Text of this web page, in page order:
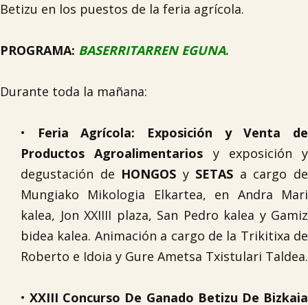
Betizu en los puestos de la feria agrícola.
PROGRAMA: BASERRITARREN EGUNA.
Durante toda la mañana:
• Feria Agrícola: Exposición y Venta de
Productos Agroalimentarios y exposición y
degustación de HONGOS y SETAS a cargo de
Mungiako Mikologia Elkartea, en Andra Mari
kalea, Jon XXIIII plaza, San Pedro kalea y Gamiz
bidea kalea. Animación a cargo de la Trikitixa de
Roberto e Idoia y Gure Ametsa Txistulari Taldea.
•XXIII Concurso De Ganado Betizu De Bizkaia